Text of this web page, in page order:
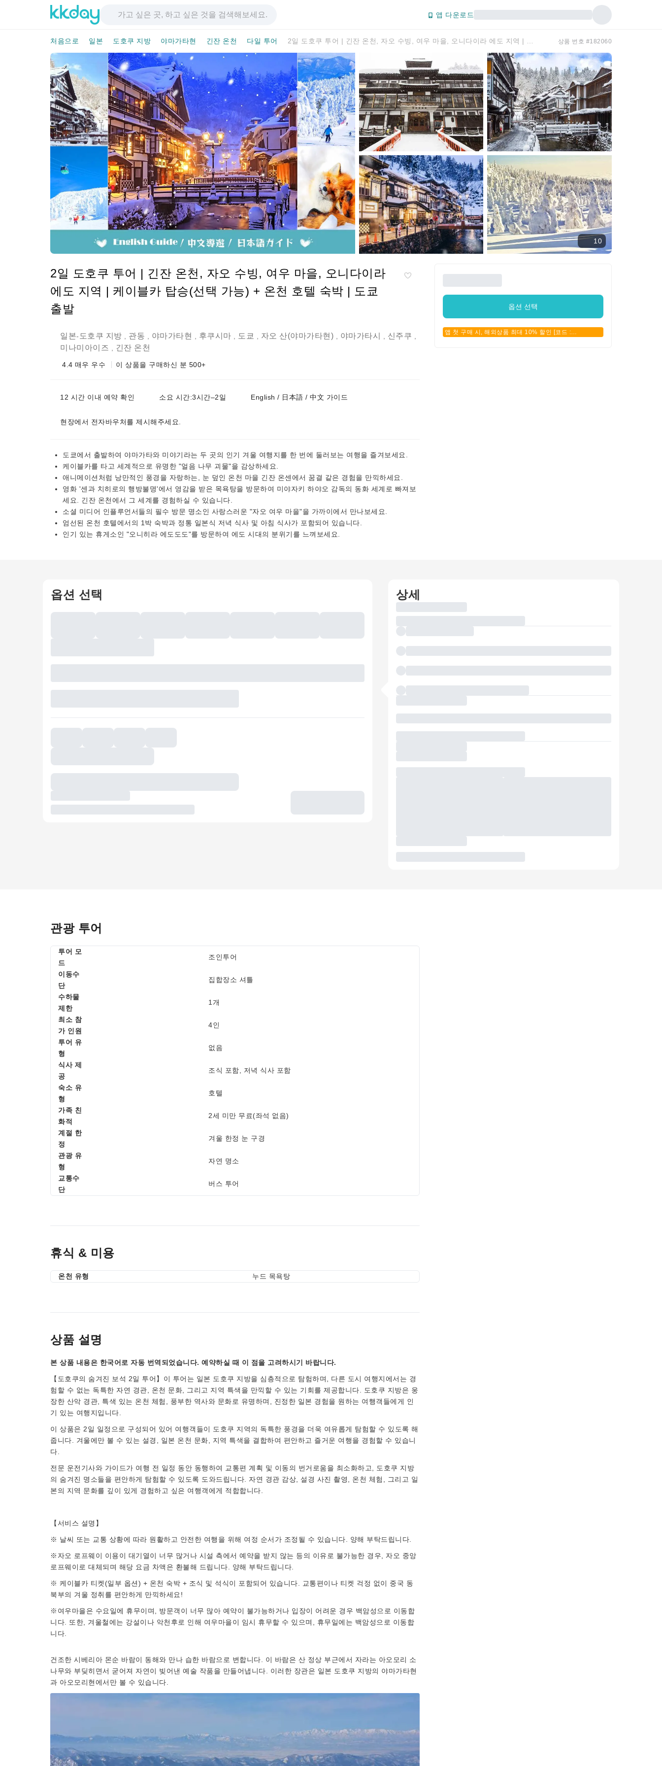
앱 다운로드
처음으로 일본 도호쿠 지방 야마가타현 긴잔 온천 다일 투어 상품 번호 #182060
10
2일 도호쿠 투어 | 긴잔 온천, 자오 수빙, 여우 마을, 오니다이라
에도 지역 | 케이블카 탑승(선택 가능) + 온천 호텔 숙박 | 도쿄
출발
일본- 도호쿠 지방 관동 야마가타현 후쿠시마 도쿄 자오 산(야마가타현) 야마가타시 신주쿠
미나미아이즈 긴잔 온천
4.4 매우 우수 이 상품을 구매하신 분 500+
12 시간 이내 예약 확인 소요 시간:3시간–2일 English / 日本語 / 中文 가이드
현장에서 전자바우처를 제시해주세요.
도쿄에서 출발하여 야마가타와 미야기라는 두 곳의 인기 겨울 여행지를 한 번에 둘러보는 여행을 즐겨보세요.
케이블카를 타고 세계적으로 유명한 "얼음 나무 괴물"을 감상하세요.
애니메이션처럼 낭만적인 풍경을 자랑하는, 눈 덮인 온천 마을 긴잔 온센에서 꿈결 같은 경험을 만끽하세요.
영화 '센과 치히로의 행방불명'에서 영감을 받은 목욕탕을 방문하여 미야자키 하야오 감독의 동화 세계로 빠져보
세요. 긴잔 온천에서 그 세계를 경험하실 수 있습니다.
소셜 미디어 인플루언서들의 필수 방문 명소인 사랑스러운 "자오 여우 마을"을 가까이에서 만나보세요.
엄선된 온천 호텔에서의 1박 숙박과 정통 일본식 저녁 식사 및 아침 식사가 포함되어 있습니다.
인기 있는 휴게소인 "오니히라 에도도도"를 방문하여 에도 시대의 분위기를 느껴보세요.
옵션 선택
앱 첫 구매 시, 해외상품 최대 10% 할인 [코드 :
옵션 선택 상세
관광 투어
투어 모
드
조인투어
이동수
단
집합장소 셔틀
수하물
제한
1개
최소 참
가 인원
4인
투어 유
형
없음
식사 제
공
조식 포함, 저녁 식사 포함
숙소 유
형
호텔
가족 친
화적
2세 미만 무료(좌석 없음)
계절 한
정
겨울 한정 눈 구경
관광 유
형
자연 명소
교통수
단
버스 투어
휴식 & 미용
온천 유형 누드 목욕탕
상품 설명
본 상품 내용은 한국어로 자동 번역되었습니다. 예약하실 때 이 점을 고려하시기 바랍니다.
【도호쿠의 숨겨진 보석 2일 투어】이 투어는 일본 도호쿠 지방을 심층적으로 탐험하며, 다른 도시 여행지에서는 경
험할 수 없는 독특한 자연 경관, 온천 문화, 그리고 지역 특색을 만끽할 수 있는 기회를 제공합니다. 도호쿠 지방은 웅
장한 산악 경관, 특색 있는 온천 체험, 풍부한 역사와 문화로 유명하며, 진정한 일본 경험을 원하는 여행객들에게 인
기 있는 여행지입니다.
이 상품은 2일 일정으로 구성되어 있어 여행객들이 도호쿠 지역의 독특한 풍경을 더욱 여유롭게 탐험할 수 있도록 해
줍니다. 겨울에만 볼 수 있는 설경, 일본 온천 문화, 지역 특색을 결합하여 편안하고 즐거운 여행을 경험할 수 있습니
다.
전문 운전기사와 가이드가 여행 전 일정 동안 동행하여 교통편 계획 및 이동의 번거로움을 최소화하고, 도호쿠 지방
의 숨겨진 명소들을 편안하게 탐험할 수 있도록 도와드립니다. 자연 경관 감상, 설경 사진 촬영, 온천 체험, 그리고 일
본의 지역 문화를 깊이 있게 경험하고 싶은 여행객에게 적합합니다.
【서비스 설명】
※ 날씨 또는 교통 상황에 따라 원활하고 안전한 여행을 위해 여정 순서가 조정될 수 있습니다. 양해 부탁드립니다.
※자오 로프웨이 이용이 대기열이 너무 많거나 시설 측에서 예약을 받지 않는 등의 이유로 불가능한 경우, 자오 중앙
로프웨이로 대체되며 해당 요금 차액은 환불해 드립니다. 양해 부탁드립니다.
※ 케이블카 티켓(일부 옵션) + 온천 숙박 + 조식 및 석식이 포함되어 있습니다. 교통편이나 티켓 걱정 없이 중국 동
북부의 겨울 정취를 편안하게 만끽하세요!
※여우마을은 수요일에 휴무이며, 방문객이 너무 많아 예약이 불가능하거나 입장이 어려운 경우 백암성으로 이동합
니다. 또한, 겨울철에는 강설이나 악천후로 인해 여우마을이 임시 휴무할 수 있으며, 휴무일에는 백암성으로 이동합
니다.
건조한 시베리아 몬순 바람이 동해와 만나 습한 바람으로 변합니다. 이 바람은 산 정상 부근에서 자라는 아오모리 소
나무와 부딪히면서 굳어져 자연이 빚어낸 예술 작품을 만들어냅니다. 이러한 장관은 일본 도호쿠 지방의 야마가타현
과 아오모리현에서만 볼 수 있습니다.